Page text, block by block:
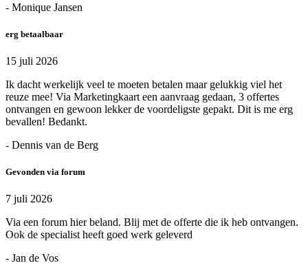
- Monique Jansen
erg betaalbaar
15 juli 2026
Ik dacht werkelijk veel te moeten betalen maar gelukkig viel het
reuze mee! Via Marketingkaart een aanvraag gedaan, 3 offertes
ontvangen en gewoon lekker de voordeligste gepakt. Dit is me erg
bevallen! Bedankt.
- Dennis van de Berg
Gevonden via forum
7 juli 2026
Via een forum hier beland. Blij met de offerte die ik heb ontvangen.
Ook de specialist heeft goed werk geleverd
- Jan de Vos